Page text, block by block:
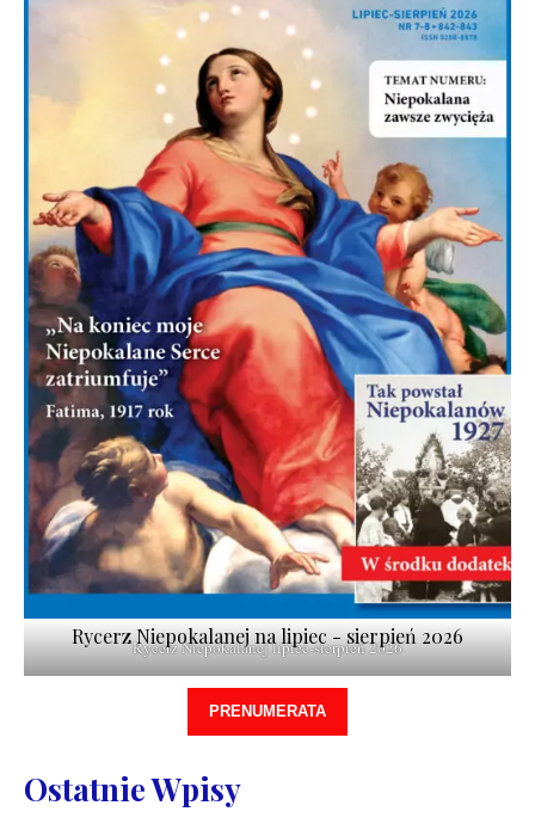
Rycerz Niepokalanej lipiec-sierpień 2026
Rycerz Niepokalanej na lipiec - sierpień 2026
PRENUMERATA
Ostatnie Wpisy